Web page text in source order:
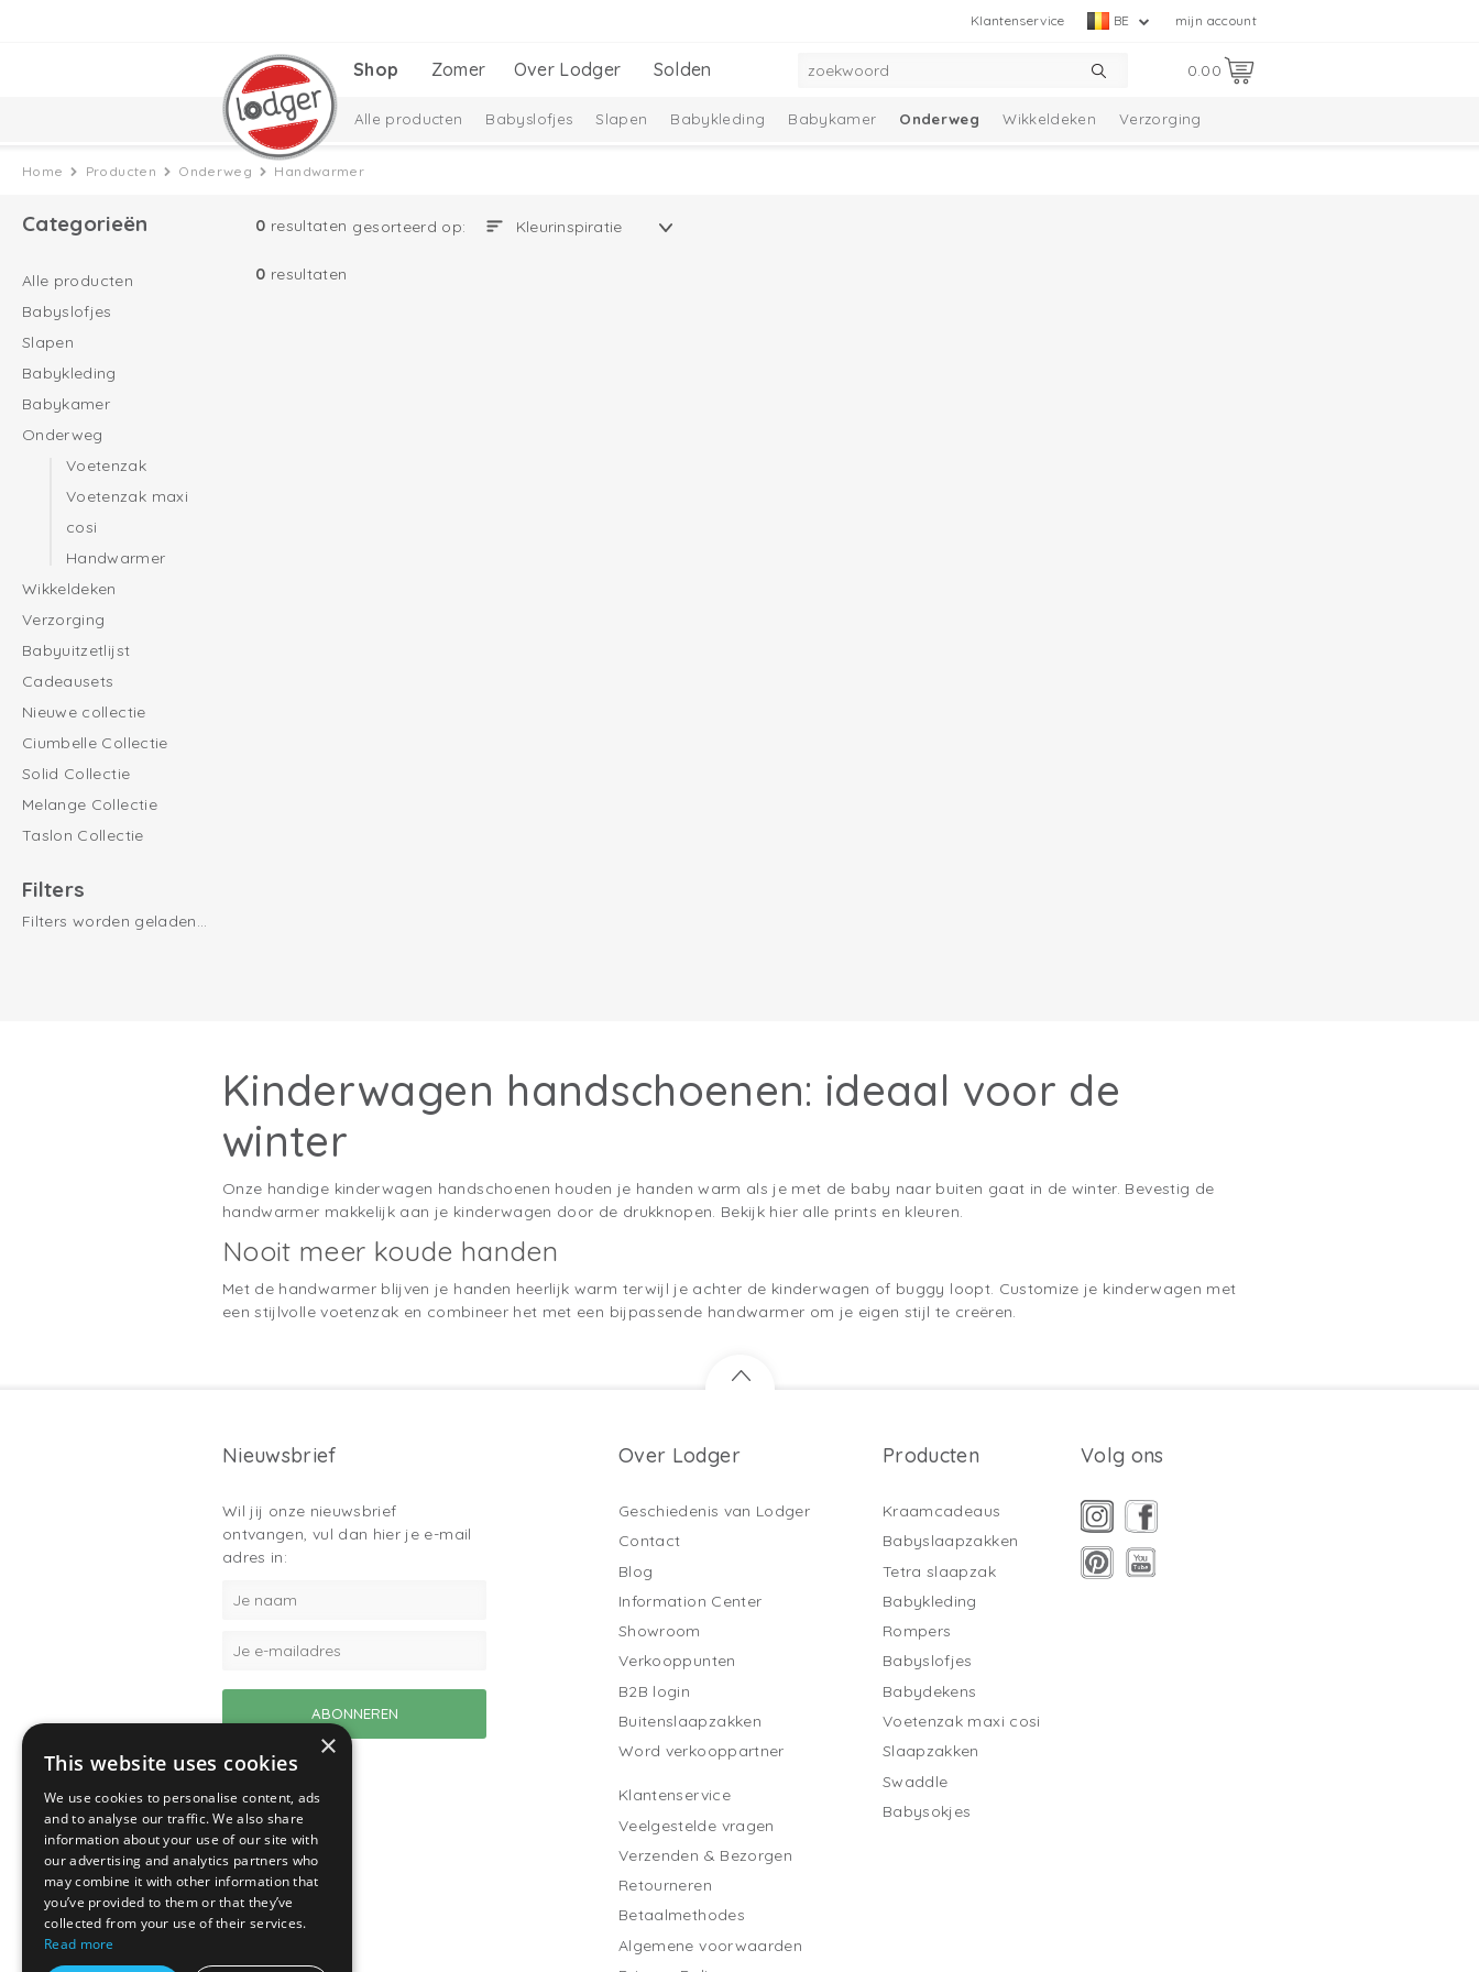
mijn account
BE
Klantenservice
0.00
Shop Zomer Over Lodger Solden
Alle producten Babyslofjes Slapen Babykleding Babykamer Onderweg Wikkeldeken Verzorging
Home Producten Onderweg Handwarmer
Categorieën
Alle producten
Babyslofjes
Slapen
Babykleding
Babykamer
Onderweg
Voetenzak
Voetenzak maxi
cosi
Handwarmer
Wikkeldeken
Verzorging
Babyuitzetlijst
Cadeausets
Nieuwe collectie
Ciumbelle Collectie
Solid Collectie
Melange Collectie
Taslon Collectie
Filters
Filters worden geladen...
0 resultaten gesorteerd op:
0 resultaten
Kinderwagen handschoenen: ideaal voor de
winter
Onze handige kinderwagen handschoenen houden je handen warm als je met de baby naar buiten gaat in de winter. Bevestig de
handwarmer makkelijk aan je kinderwagen door de drukknopen. Bekijk hier alle prints en kleuren.
Nooit meer koude handen
Met de handwarmer blijven je handen heerlijk warm terwijl je achter de kinderwagen of buggy loopt. Customize je kinderwagen met
een stijlvolle voetenzak en combineer het met een bijpassende handwarmer om je eigen stijl te creëren.
Nieuwsbrief
Wil jij onze nieuwsbrief
ontvangen, vul dan hier je e-mail
adres in:
Over Lodger
Geschiedenis van Lodger
Contact
Blog
Information Center
Showroom
Verkooppunten
B2B login
Buitenslaapzakken
Word verkooppartner
Klantenservice
Veelgestelde vragen
Verzenden & Bezorgen
Retourneren
Betaalmethodes
Algemene voorwaarden
Producten
Kraamcadeaus
Babyslaapzakken
Tetra slaapzak
Babykleding
Rompers
Babyslofjes
Babydekens
Voetenzak maxi cosi
Slaapzakken
Swaddle
Babysokjes
Volg ons
×
This website uses cookies
We use cookies to personalise content, ads
and to analyse our traffic. We also share
information about your use of our site with
our advertising and analytics partners who
may combine it with other information that
you’ve provided to them or that they’ve
collected from your use of their services.
Read more